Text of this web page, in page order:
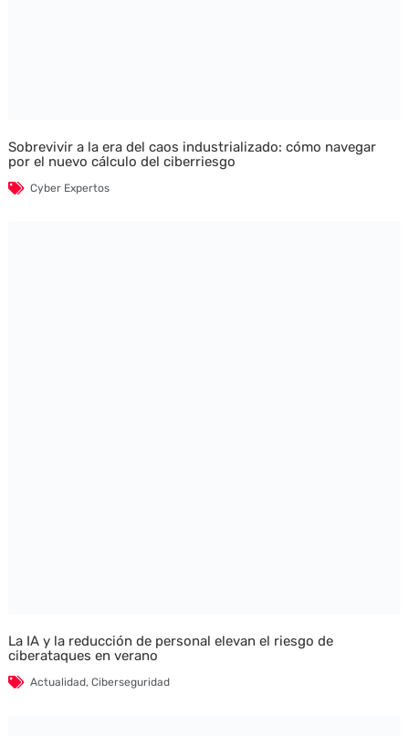
Sobrevivir a la era del caos industrializado: cómo navegar
por el nuevo cálculo del ciberriesgo
Cyber Expertos
La IA y la reducción de personal elevan el riesgo de
ciberataques en verano
Actualidad, Ciberseguridad